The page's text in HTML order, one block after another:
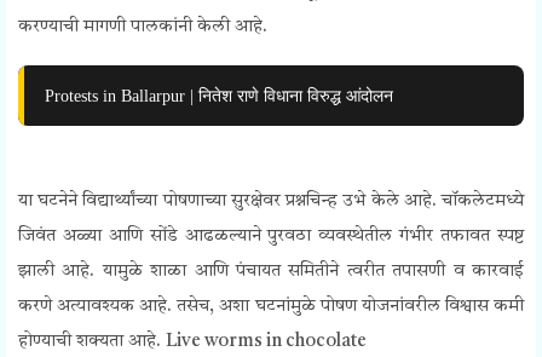
करण्याची मागणी पालकांनी केली आहे.
Protests in Ballarpur | नितेश राणे विधाना विरुद्ध आंदोलन
या घटनेने विद्यार्थ्यांच्या पोषणाच्या सुरक्षेवर प्रश्नचिन्ह उभे केले आहे. चॉकलेटमध्ये
जिवंत अळ्या आणि सोंडे आढळल्याने पुरवठा व्यवस्थेतील गंभीर तफावत स्पष्ट
झाली आहे. यामुळे शाळा आणि पंचायत समितीने त्वरीत तपासणी व कारवाई
करणे अत्यावश्यक आहे. तसेच, अशा घटनांमुळे पोषण योजनांवरील विश्वास कमी
होण्याची शक्यता आहे. Live worms in chocolate